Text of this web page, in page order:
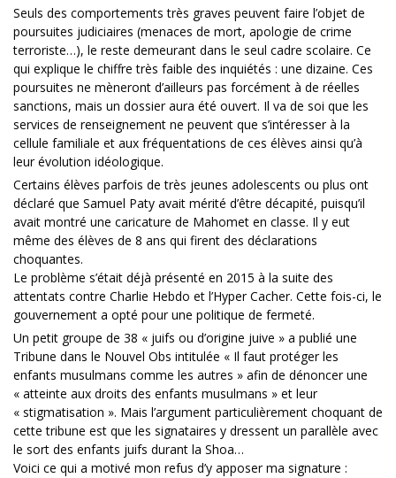
Seuls des comportements très graves peuvent faire l’objet de
poursuites judiciaires (menaces de mort, apologie de crime
terroriste…), le reste demeurant dans le seul cadre scolaire. Ce
qui explique le chiffre très faible des inquiétés : une dizaine. Ces
poursuites ne mèneront d’ailleurs pas forcément à de réelles
sanctions, mais un dossier aura été ouvert. Il va de soi que les
services de renseignement ne peuvent que s’intéresser à la
cellule familiale et aux fréquentations de ces élèves ainsi qu’à
leur évolution idéologique.
Certains élèves parfois de très jeunes adolescents ou plus ont
déclaré que Samuel Paty avait mérité d’être décapité, puisqu’il
avait montré une caricature de Mahomet en classe. Il y eut
même des élèves de 8 ans qui firent des déclarations
choquantes.
Le problème s’était déjà présenté en 2015 à la suite des
attentats contre Charlie Hebdo et l’Hyper Cacher. Cette fois-ci, le
gouvernement a opté pour une politique de fermeté.
Un petit groupe de 38 « juifs ou d’origine juive » a publié une
Tribune dans le Nouvel Obs intitulée « Il faut protéger les
enfants musulmans comme les autres » afin de dénoncer une
« atteinte aux droits des enfants musulmans » et leur
« stigmatisation ». Mais l’argument particulièrement choquant de
cette tribune est que les signataires y dressent un parallèle avec
le sort des enfants juifs durant la Shoa…
Voici ce qui a motivé mon refus d’y apposer ma signature :